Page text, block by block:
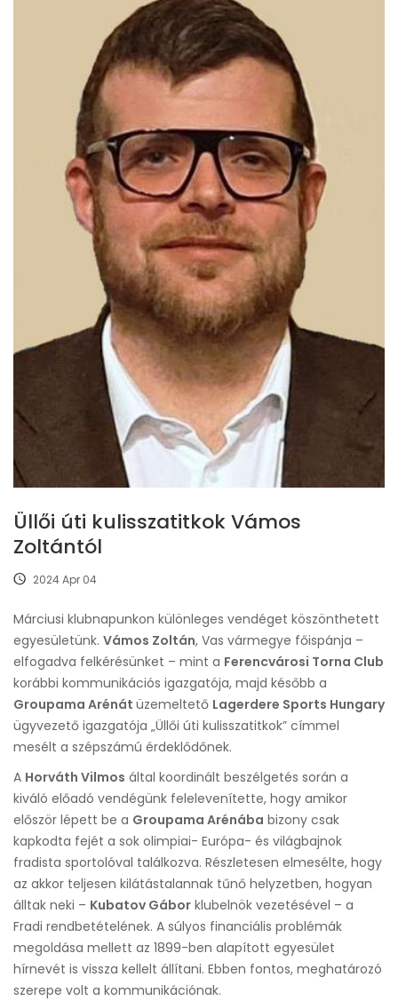
Üllői úti kulisszatitkok Vámos
Zoltántól
2024 Apr 04
Márciusi klubnapunkon különleges vendéget köszönthetett
egyesületünk. Vámos Zoltán, Vas vármegye főispánja –
elfogadva felkérésünket – mint a Ferencvárosi Torna Club
korábbi kommunikációs igazgatója, majd később a
Groupama Arénát üzemeltető Lagerdere Sports Hungary
ügyvezető igazgatója „Üllői úti kulisszatitkok” címmel
mesélt a szépszámú érdeklődőnek.
A Horváth Vilmos által koordinált beszélgetés során a
kiváló előadó vendégünk felelevenítette, hogy amikor
először lépett be a Groupama Arénába bizony csak
kapkodta fejét a sok olimpiai- Európa- és világbajnok
fradista sportolóval találkozva. Részletesen elmesélte, hogy
az akkor teljesen kilátástalannak tűnő helyzetben, hogyan
álltak neki – Kubatov Gábor klubelnök vezetésével – a
Fradi rendbetételének. A súlyos financiális problémák
megoldása mellett az 1899-ben alapított egyesület
hírnevét is vissza kellelt állítani. Ebben fontos, meghatározó
szerepe volt a kommunikációnak.